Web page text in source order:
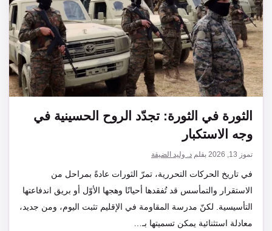
الثورة في الثورة: تجدّد الروح الحسينية في
وجه الاستكبار
تموز 13, 2026 بقلم د. وليد الضيقة
​في تاريخ الحركات التحررية، تمرّ الثورات عادةً بمراحل من
الاستقرار والتمأسس قد تُفقدها أحيانًا وهجها الأوّل أو بريق اندفاعتها
التأسيسية. لكنّ مدرسة المقاومة في الإقليم تثبت اليوم، ومن جديد،
معادلة استثنائية يمكن تسميتها بـ…